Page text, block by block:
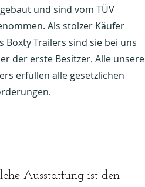
und sind vom TÜV
Als stolzer Käufer
Boxty Trailers sind sie bei uns
der erste Besitzer. Alle unsere
erfüllen alle gesetzlichen
Ausstattung ist den